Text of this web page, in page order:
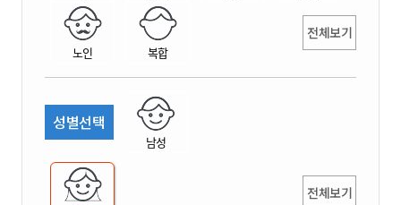
노인 복합
전체보기
성별선택
남성
전체보기